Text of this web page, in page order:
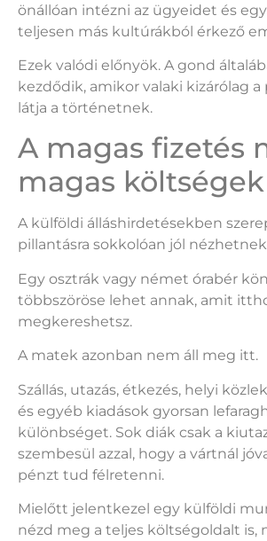
önállóan intézni az ügyeidet és
teljesen más kultúrákból érkező
Ezek valódi előnyök. A gond
kezdődik, amikor valaki kizárólag
látja a történetnek.
A magas fizetés
magas
A külföldi álláshirdetésekben
pillantásra sokkolóan jól
Egy osztrák vagy német órabér
többszöröse lehet annak, amit
megkereshetsz.
A matek azonban nem áll meg itt.
Szállás, utazás, étkezés, helyi
és egyéb kiadások gyorsan
különbséget. Sok diák csak a
szembesül azzal, hogy a vártnál
pénzt tud félretenni.
Mielőtt jelentkezel egy külföldi
nézd meg a teljes költségoldalt is,